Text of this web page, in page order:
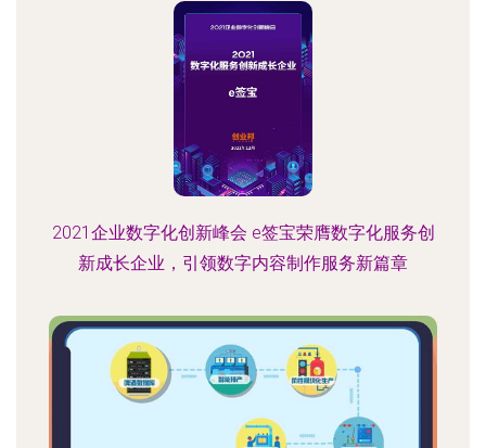
2021企业数字化创新峰会 e签宝荣膺数字化服务创
新成长企业，引领数字内容制作服务新篇章